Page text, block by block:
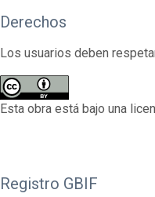
Derechos
Los usuarios deben
Esta obra está bajo una
Registro GBIF